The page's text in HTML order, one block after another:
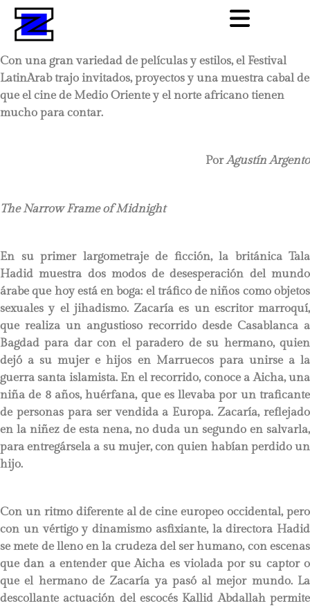
Con una gran variedad de películas y estilos, el Festival
LatinArab trajo invitados, proyectos y una muestra cabal de
que el cine de Medio Oriente y el norte africano tienen
mucho para contar.
PorAgustín Argento
The Narrow Frame of Midnight
En su primer largometraje de ficción, la británica Tala
Hadid muestra dos modos de desesperación del mundo
árabe que hoy está en boga: el tráfico de niños como objetos
sexuales y el jihadismo. Zacaría es un escritor marroquí,
que realiza un angustioso recorrido desde Casablanca a
Bagdad para dar con el paradero de su hermano, quien
dejó a su mujer e hijos en Marruecos para unirse a la
guerra santa islamista. En el recorrido, conoce a Aicha, una
niña de 8 años, huérfana, que es llevaba por un traficante
de personas para ser vendida a Europa. Zacaría, reflejado
en la niñez de esta nena, no duda un segundo en salvarla,
para entregársela a su mujer, con quien habían perdido un
hijo.
Con un ritmo diferente al de cine europeo occidental, pero
con un vértigo y dinamismo asfixiante, la directora Hadid
se mete de lleno en la crudeza del ser humano, con escenas
que dan a entender que Aicha es violada por su captor o
que el hermano de Zacaría ya pasó al mejor mundo. La
descollante actuación del escocés Kallid Abdallah permite